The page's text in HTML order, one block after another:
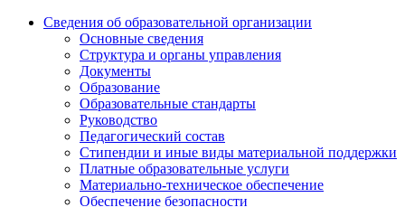
Сведения об образовательной организации
Основные сведения
Структура и органы управления
Документы
Образование
Образовательные стандарты
Руководство
Педагогический состав
Стипендии и иные виды материальной поддержки
Платные образовательные услуги
Материально-техническое обеспечение
Обеспечение безопасности